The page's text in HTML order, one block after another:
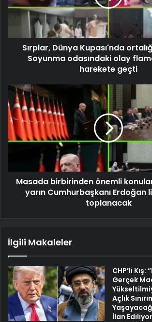
Sırplar, Dünya Kupası'nda
Soyunma odasındaki olay
harekete geçti
Masada birbirinden önemli
yarın Cumhurbaşkanı Erdoğan
toplanacak
İlgili Makaleler
CHP’li Kış:
Gerçek
Açlık
İlan